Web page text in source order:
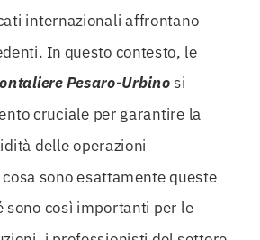
internazionali affrontano
In questo contesto, le
Pesaro-Urbinosi
cruciale per garantire la
delle operazioni
sono esattamente queste
sono così importanti per le